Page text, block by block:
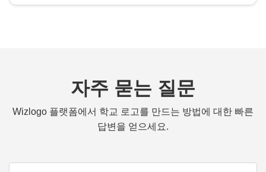
자주 묻는 질문
Wizlogo 플랫폼에서 학교 로고를 만드는 방법에 대한 빠른
답변을 얻으세요.